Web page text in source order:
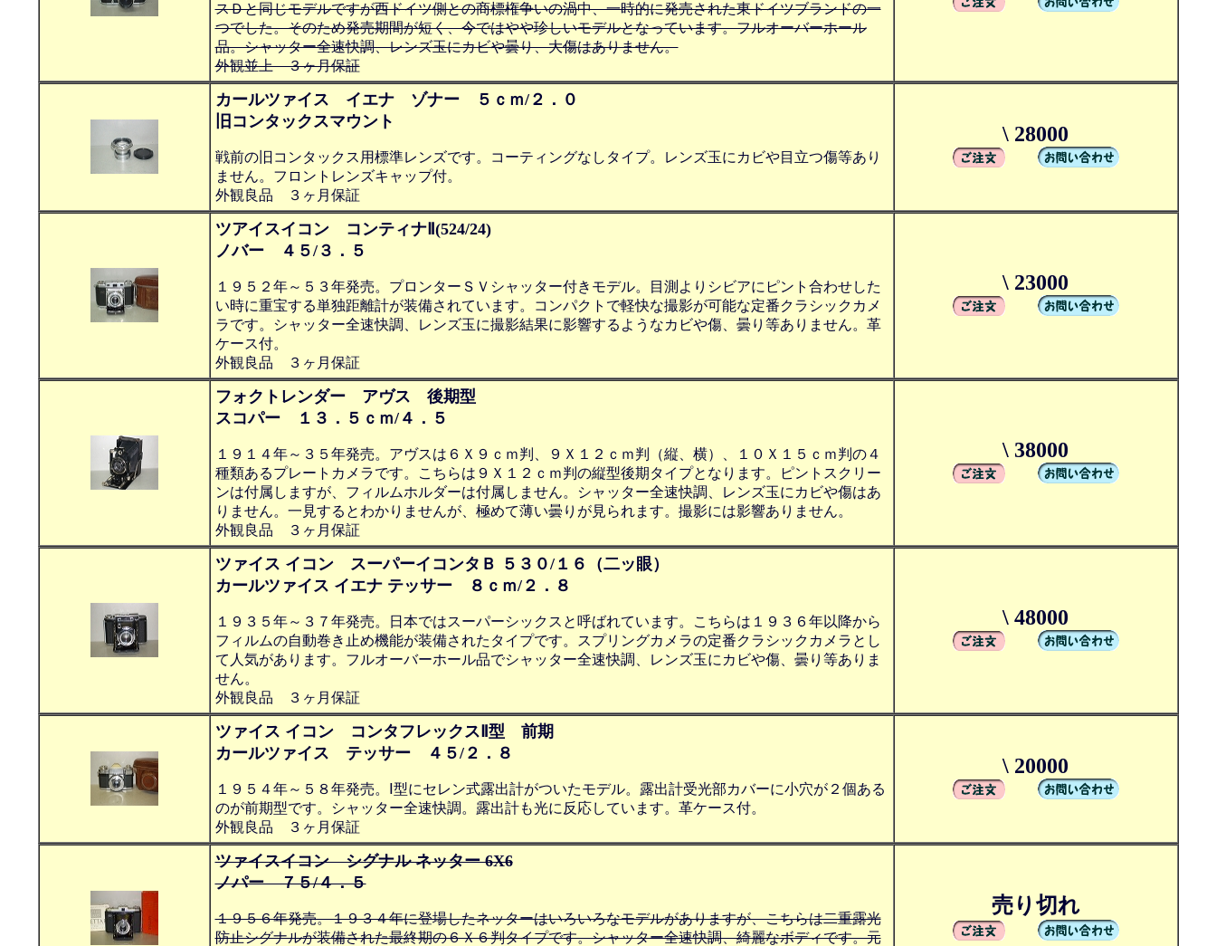
スＤと同じモデルですが西ドイツ側との商標権争いの渦中、一時的に発売された東ドイツブランドの一
つでした。そのため発売期間が短く、今ではやや珍しいモデルとなっています。フルオーバーホール
品。シャッター全速快調、レンズ玉にカビや曇り、大傷はありません。
外観並上 ３ヶ月保証
カールツァイス イエナ ゾナー ５ｃｍ/２．０
旧コンタックスマウント
戦前の旧コンタックス用標準レンズです。コーティングなしタイプ。レンズ玉にカビや目立つ傷等あり
ません。フロントレンズキャップ付。
外観良品 ３ヶ月保証
\ 28000
ツアイスイコン コンティナⅡ(524/24)
ノバー ４５/３．５
１９５２年～５３年発売。プロンターＳＶシャッター付きモデル。目測よりシビアにピント合わせした
い時に重宝する単独距離計が装備されています。コンパクトで軽快な撮影が可能な定番クラシックカメ
ラです。シャッター全速快調、レンズ玉に撮影結果に影響するようなカビや傷、曇り等ありません。革
ケース付。
外観良品 ３ヶ月保証
\ 23000
フォクトレンダー アヴス 後期型
スコパー １３．５ｃｍ/４．５
１９１４年～３５年発売。アヴスは６Ｘ９ｃｍ判、９Ｘ１２ｃｍ判（縦、横）、１０Ｘ１５ｃｍ判の４
種類あるプレートカメラです。こちらは９Ｘ１２ｃｍ判の縦型後期タイプとなります。ピントスクリー
ンは付属しますが、フィルムホルダーは付属しません。シャッター全速快調、レンズ玉にカビや傷はあ
りません。一見するとわかりませんが、極めて薄い曇りが見られます。撮影には影響ありません。
外観良品 ３ヶ月保証
\ 38000
ツァイス イコン スーパーイコンタＢ ５３０/１６（二ッ眼）
カールツァイス イエナ テッサー ８ｃｍ/２．８
１９３５年～３７年発売。日本ではスーパーシックスと呼ばれています。こちらは１９３６年以降から
フィルムの自動巻き止め機能が装備されたタイプです。スプリングカメラの定番クラシックカメラとし
て人気があります。フルオーバーホール品でシャッター全速快調、レンズ玉にカビや傷、曇り等ありま
せん。
外観良品 ３ヶ月保証
\ 48000
ツァイス イコン コンタフレックスⅡ型 前期
カールツァイス テッサー ４５/２．８
１９５４年～５８年発売。Ⅰ型にセレン式露出計がついたモデル。露出計受光部カバーに小穴が２個ある
のが前期型です。シャッター全速快調。露出計も光に反応しています。革ケース付。
外観良品 ３ヶ月保証
\ 20000
ツァイスイコン シグナル ネッター 6X6
ノパー ７５/４．５
１９５６年発売。１９３４年に登場したネッターはいろいろなモデルがありますが、こちらは二重露光
防止シグナルが装備された最終期の６Ｘ６判タイプです。シャッター全速快調、綺麗なボディです。元
売り切れ